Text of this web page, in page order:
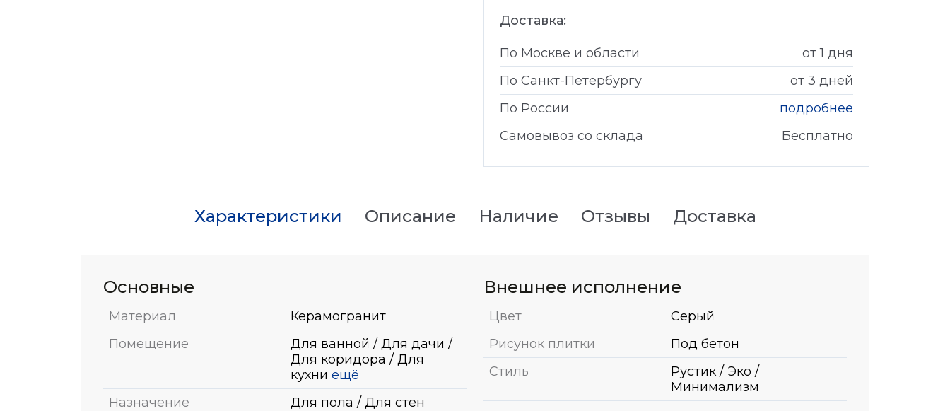
Доставка:
По Москве и области
от 1 дня
По Санкт-Петербургу
от 3 дней
По России
подробнее
Самовывоз со склада
Бесплатно
Характеристики Описание Наличие Отзывы Доставка
Основные
Материал
Керамогранит
Помещение
Для ванной / Для дачи /
Для коридора / Для
кухни ещё
Назначение
Для пола / Для стен
Внешнее исполнение
Цвет
Серый
Рисунок плитки
Под бетон
Стиль
Рустик / Эко /
Минимализм